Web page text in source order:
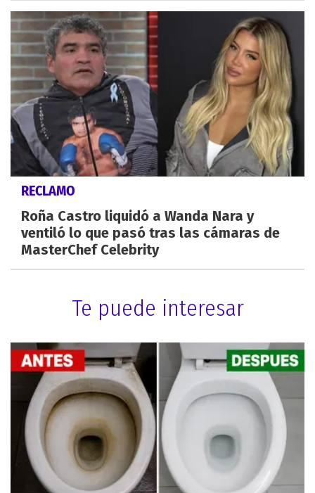
RECLAMO
Roña Castro liquidó a Wanda Nara y
ventiló lo que pasó tras las cámaras de
MasterChef Celebrity
Te puede interesar